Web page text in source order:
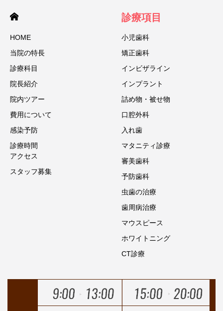
HOME
当院の特⻑
診療科目
院⻑紹介
院内ツアー
費用について
感染予防
診療時間
アクセス
スタッフ募集
診療項目
小児歯科
矯正歯科
インビザライン
インプラント
詰め物・被せ物
口腔外科
入れ歯
マタニティ診療
審美歯科
予防歯科
虫歯の治療
歯周病治療
マウスピース
ホワイトニング
CT診療